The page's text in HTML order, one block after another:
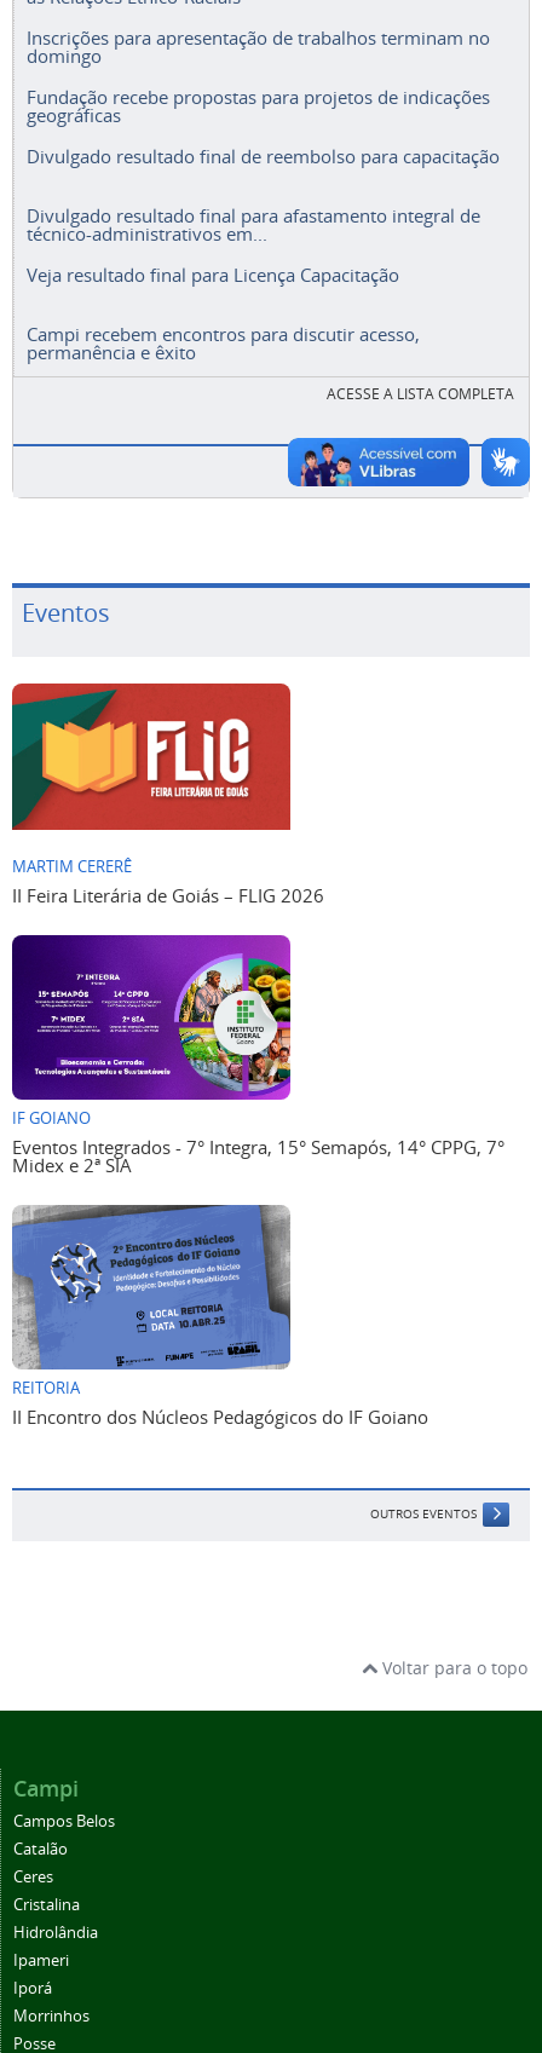
Inscrições para apresentação de trabalhos terminam no
domingo
Fundação recebe propostas para projetos de indicações
geográficas
Divulgado resultado final de reembolso para capacitação
Divulgado resultado final para afastamento integral de
técnico-administrativos em...
Veja resultado final para Licença Capacitação
Campi recebem encontros para discutir acesso,
permanência e êxito
ACESSE A LISTA COMPLETA
Eventos
MARTIM CERERÊ
II Feira Literária de Goiás – FLIG 2026
IF GOIANO
Eventos Integrados - 7° Integra, 15° Semapós, 14° CPPG, 7°
Midex e 2ª SIA
REITORIA
II Encontro dos Núcleos Pedagógicos do IF Goiano
OUTROS EVENTOS
Voltar para o topo
Campi
Campos Belos
Catalão
Ceres
Cristalina
Hidrolândia
Ipameri
Iporá
Morrinhos
Posse